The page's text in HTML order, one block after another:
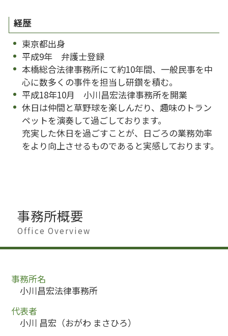
経歴
東京都出身
平成9年 弁護士登録
本橋総合法律事務所にて約10年間、一般民事を中
心に数多くの事件を担当し研鑽を積む。
平成18年10月 小川昌宏法律事務所を開業
休日は仲間と草野球を楽しんだり、趣味のトラン
ペットを演奏して過ごしております。
充実した休日を過ごすことが、日ごろの業務効率
をより向上させるものであると実感しております。
事務所概要
Office Overview
事務所名
小川昌宏法律事務所
代表者
小川 昌宏（おがわ まさひろ）